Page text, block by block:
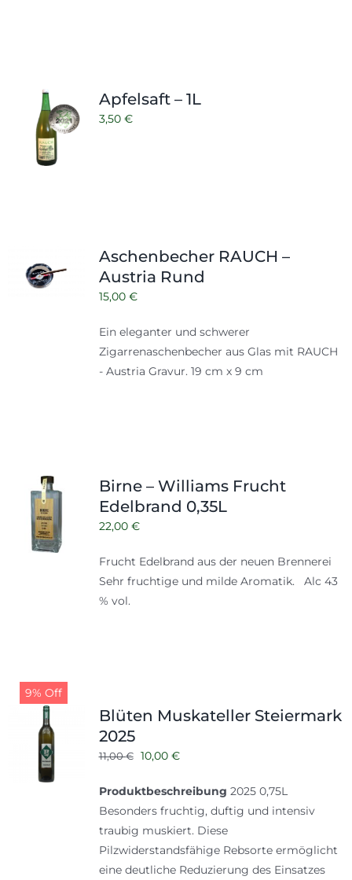
Apfelsaft – 1L
3,50 €
Aschenbecher RAUCH –
Austria Rund
15,00 €
Ein eleganter und schwerer
Zigarrenaschenbecher aus Glas mit RAUCH
- Austria Gravur. 19 cm x 9 cm
Birne – Williams Frucht
Edelbrand 0,35L
22,00 €
Frucht Edelbrand aus der neuen Brennerei
Sehr fruchtige und milde Aromatik. Alc 43
% vol.
9% Off
Blüten Muskateller Steiermark
2025
11,00€ Ursprünglicher
war:
11,00 €
10,00 €Aktueller
ist:
10,00 €.
Produktbeschreibung 2025 0,75L
Besonders fruchtig, duftig und intensiv
traubig muskiert. Diese
Pilzwiderstandsfähige Rebsorte ermöglicht
eine deutliche Reduzierung des Einsatzes